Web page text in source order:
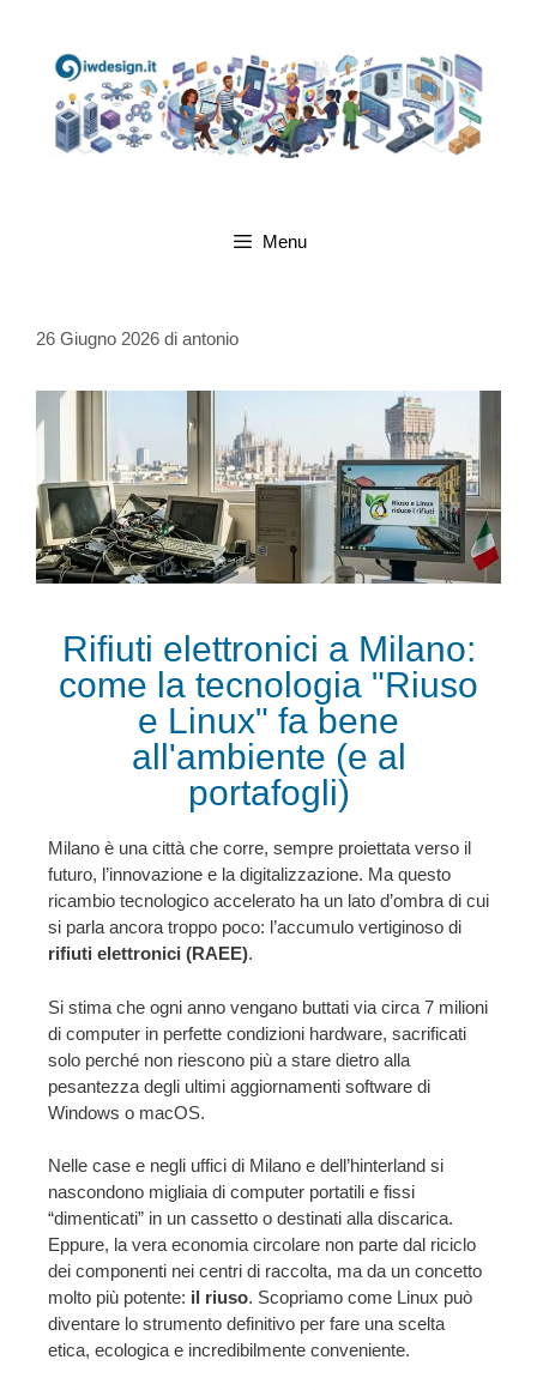
Menu
26 Giugno 2026 di antonio
Rifiuti elettronici a Milano:
come la tecnologia "Riuso
e Linux" fa bene
all'ambiente (e al
portafogli)
Milano è una città che corre, sempre proiettata verso il
futuro, l’innovazione e la digitalizzazione. Ma questo
ricambio tecnologico accelerato ha un lato d’ombra di cui
si parla ancora troppo poco: l’accumulo vertiginoso di
rifiuti elettronici (RAEE).
Si stima che ogni anno vengano buttati via circa 7 milioni
di computer in perfette condizioni hardware, sacrificati
solo perché non riescono più a stare dietro alla
pesantezza degli ultimi aggiornamenti software di
Windows o macOS.
Nelle case e negli uffici di Milano e dell’hinterland si
nascondono migliaia di computer portatili e fissi
“dimenticati” in un cassetto o destinati alla discarica.
Eppure, la vera economia circolare non parte dal riciclo
dei componenti nei centri di raccolta, ma da un concetto
molto più potente: il riuso. Scopriamo come Linux può
diventare lo strumento definitivo per fare una scelta
etica, ecologica e incredibilmente conveniente.